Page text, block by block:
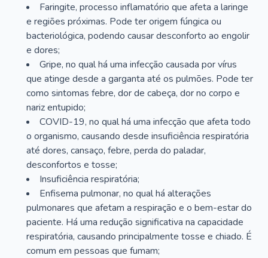
Faringite, processo inflamatório que afeta a laringe
e regiões próximas. Pode ter origem fúngica ou
bacteriológica, podendo causar desconforto ao engolir
e dores;
Gripe, no qual há uma infecção causada por vírus
que atinge desde a garganta até os pulmões. Pode ter
como sintomas febre, dor de cabeça, dor no corpo e
nariz entupido;
COVID-19, no qual há uma infecção que afeta todo
o organismo, causando desde insuficiência respiratória
até dores, cansaço, febre, perda do paladar,
desconfortos e tosse;
Insuficiência respiratória;
Enfisema pulmonar, no qual há alterações
pulmonares que afetam a respiração e o bem-estar do
paciente. Há uma redução significativa na capacidade
respiratória, causando principalmente tosse e chiado. É
comum em pessoas que fumam;